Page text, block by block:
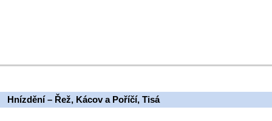
Hnízdění – Řež, Kácov a Poříčí, Tisá